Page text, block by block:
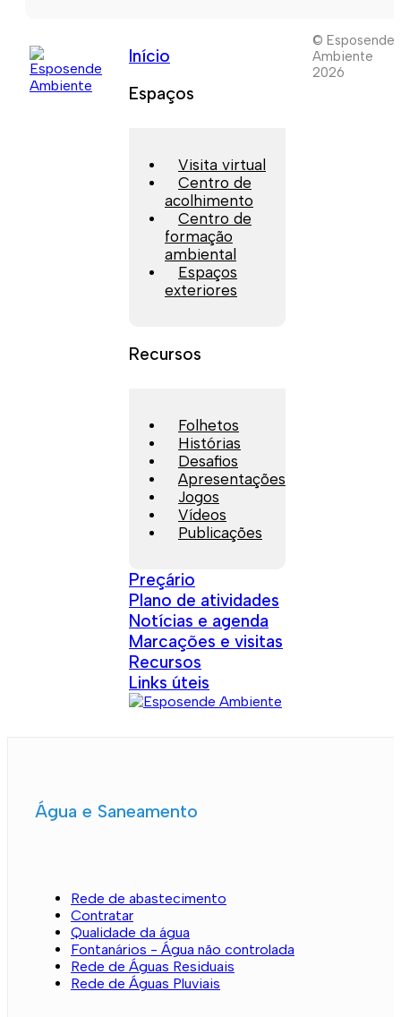
Início
Espaços
Visita virtual
Centro de
acolhimento
Centro de
formação
ambiental
Espaços
exteriores
Recursos
Folhetos
Histórias
Desafios
Apresentações
Jogos
Vídeos
Publicações
Preçário
Plano de atividades
Notícias e agenda
Marcações e visitas
Recursos
Links úteis
© Esposende
Ambiente
2026
Água e Saneamento
Rede de abastecimento
Contratar
Qualidade da água
Fontanários - Água não controlada
Rede de Águas Residuais
Rede de Águas Pluviais